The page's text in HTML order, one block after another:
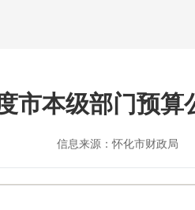
市本级部门预算
信息来源：怀化市财政局